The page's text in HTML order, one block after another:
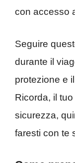
con accesso
Seguire
durante il
protezione e
Ricorda, il
sicurezza,
faresti con te